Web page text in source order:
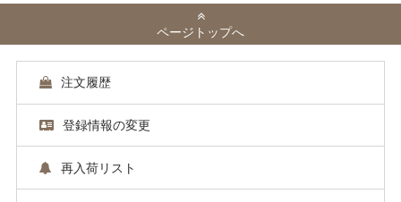
ページトップへ
注文履歴
登録情報の変更
再入荷リスト